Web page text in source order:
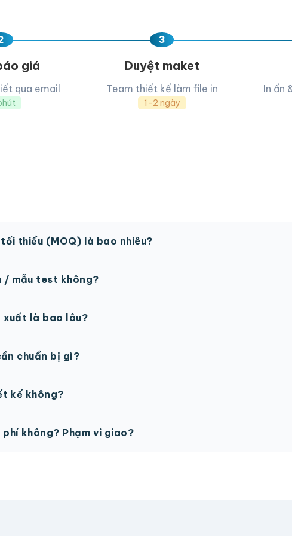
giá
qua email
3
Duyệt maket
Team thiết kế làm file in
1-2 ngày
In ấn
thiểu (MOQ) là bao nhiêu?
/ mẫu test không?
xuất là bao lâu?
chuẩn bị gì?
kế không?
không? Phạm vi giao?